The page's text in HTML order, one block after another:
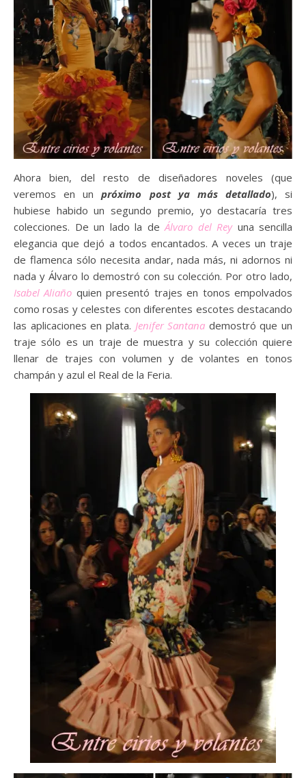
Ahora bien, del resto de diseñadores noveles (que
veremos en un próximo post ya más detallado), si
hubiese habido un segundo premio, yo destacaría tres
colecciones. De un lado la deÁlvaro del Rey una sencilla
elegancia que dejó a todos encantados. A veces un traje
de flamenca sólo necesita andar, nada más, ni adornos ni
nada y Álvaro lo demostró con su colección. Por otro lado,
Isabel Aliaño quien presentó trajes en tonos empolvados
como rosas y celestes con diferentes escotes destacando
las aplicaciones en plata. Jenifer Santana demostró que un
traje sólo es un traje de muestra y su colección quiere
llenar de trajes con volumen y de volantes en tonos
champán y azul el Real de la Feria.